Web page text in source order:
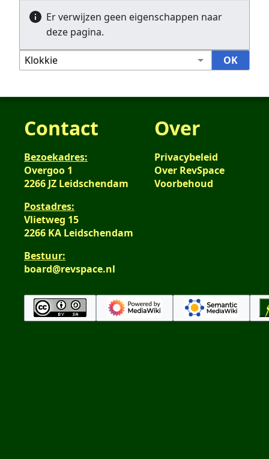
Er verwijzen geen eigenschappen naar
deze pagina.
Contact
Bezoekadres:
Overgoo 1
2266 JZ Leidschendam
Postadres:
Vlietweg 15
2266 KA Leidschendam
Bestuur:
board@revspace.nl
Over
Privacybeleid
Over RevSpace
Voorbehoud